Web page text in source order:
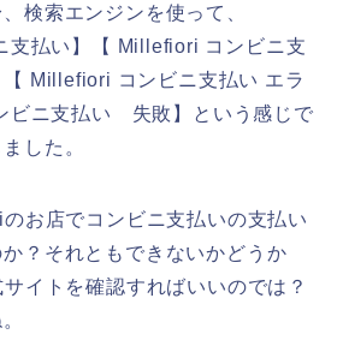
検索エンジンを使って、
支払い】【 Millefiori コンビニ支
Millefiori コンビニ支払い エラ
ビニ支払い 失敗】という感じで
した。
お店でコンビニ支払いの支払い
？それともできないかどうか
イトを確認すればいいのでは？